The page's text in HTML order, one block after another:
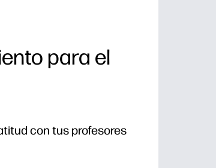
para el
con tus profesores